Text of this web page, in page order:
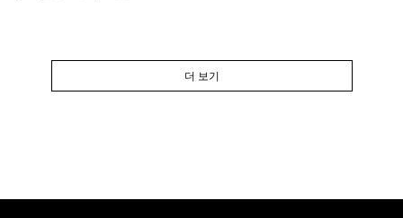
더 보기